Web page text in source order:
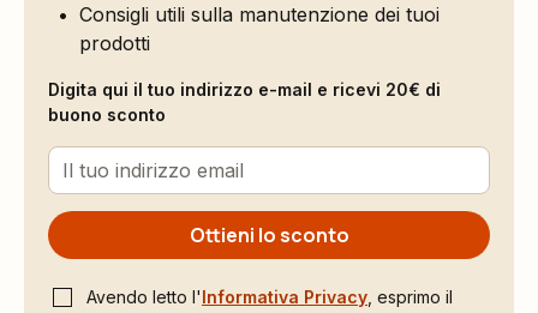
Consigli utili sulla manutenzione dei tuoi
prodotti
Digita qui il tuo indirizzo e-mail e ricevi 20€ di
buono sconto
Ottieni lo sconto
Avendo letto l'Informativa Privacy , esprimo il